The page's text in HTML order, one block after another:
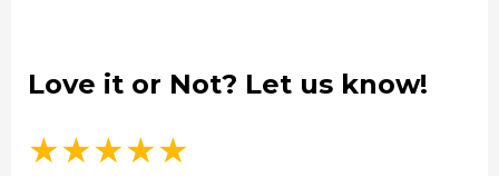
Love it or Not? Let us know!
★★★★★